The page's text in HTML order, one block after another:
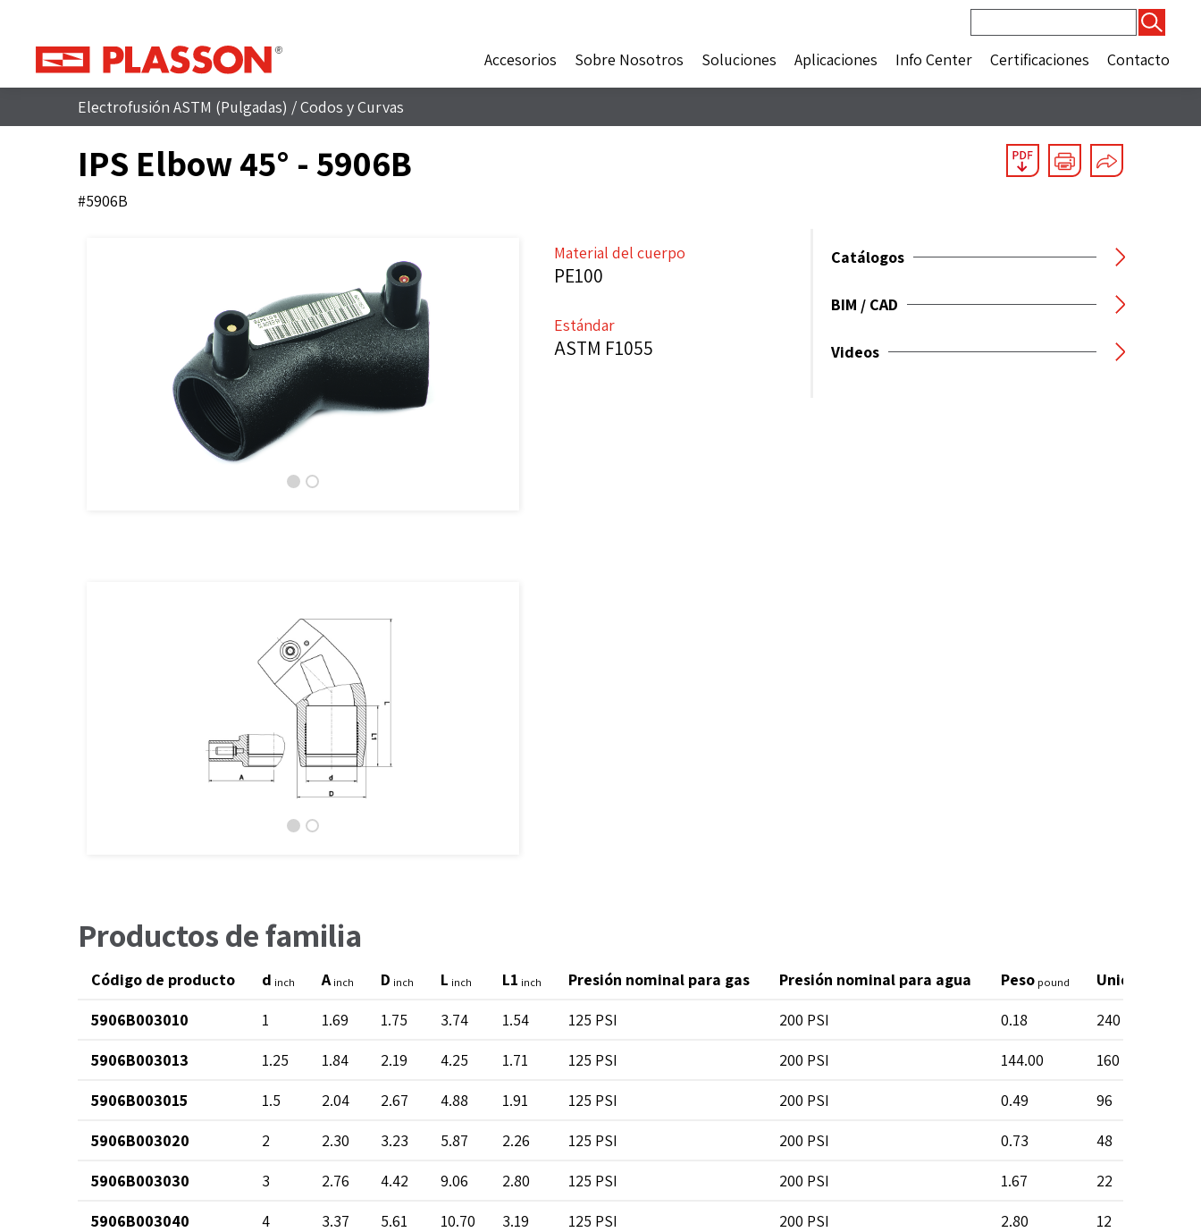
Accesorios
Sobre Nosotros Soluciones Aplicaciones Info Center Certificaciones Contacto
Electrofusión ASTM (Pulgadas) /Codos y Curvas
IPS Elbow 45° - 5906B
#5906B
Material del cuerpo
PE100
Estándar
ASTM F1055
Catálogos
BIM / CAD
Videos
Productos de familia
Código de producto d inch A inch D inch L inch L1 inch Presión nominal para gas Presión nominal para agua Peso pound
Unidades por
5906B003010
1 1.69 1.75 3.74 1.54 125 PSI 200 PSI 0.18
240
5906B003013
1.25 1.84 2.19 4.25 1.71 125 PSI 200 PSI 144.00
160
5906B003015
1.5 2.04 2.67 4.88 1.91 125 PSI 200 PSI 0.49
96
5906B003020
2 2.30 3.23 5.87 2.26 125 PSI 200 PSI 0.73
48
5906B003030
3 2.76 4.42 9.06 2.80 125 PSI 200 PSI 1.67
22
5906B003040
4 3.37 5.61 10.70 3.19 125 PSI 200 PSI 2.80 12